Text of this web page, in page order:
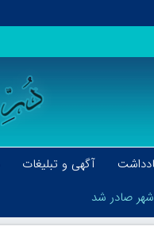
آگهی و تبلیغات
صادر شد